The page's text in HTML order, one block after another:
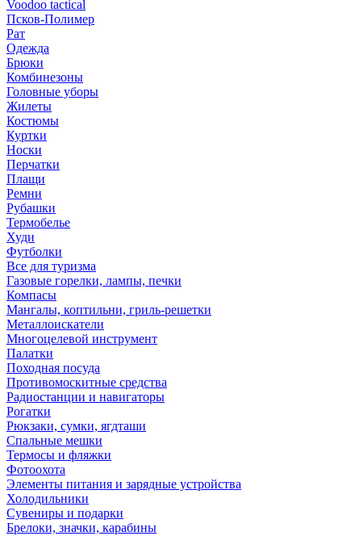
Voodoo tactical
Псков-Полимер
Рат
Одежда
Брюки
Комбинезоны
Головные уборы
Жилеты
Костюмы
Куртки
Носки
Перчатки
Плащи
Ремни
Рубашки
Термобелье
Худи
Футболки
Все для туризма
Газовые горелки, лампы, печки
Компасы
Мангалы, коптильни, гриль-решетки
Металлоискатели
Многоцелевой инструмент
Палатки
Походная посуда
Противомоскитные средства
Радиостанции и навигаторы
Рогатки
Рюкзаки, сумки, ягдташи
Спальные мешки
Термосы и фляжки
Фотоохота
Элементы питания и зарядные устройства
Холодильники
Сувениры и подарки
Брелоки, значки, карабины